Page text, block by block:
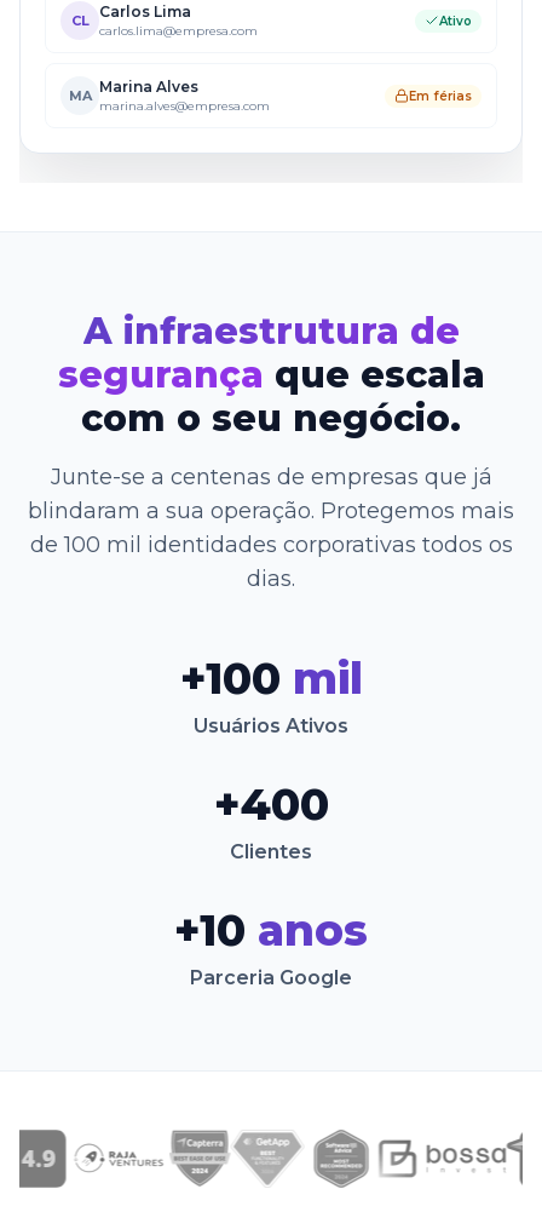
CL
Carlos Lima
carlos.lima@empresa.com
Ativo
MA
Marina Alves
marina.alves@empresa.com
Em férias
A infraestrutura de
segurança que escala
com o seu negócio.
Junte-se a centenas de empresas que já
blindaram a sua operação. Protegemos mais
de 100 mil identidades corporativas todos os
dias.
+100 mil
Usuários Ativos
+400
Clientes
+10 anos
Parceria Google